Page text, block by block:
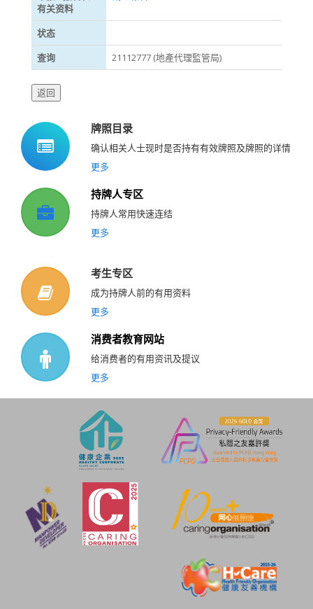
有关资料
状态
查询
21112777 (地產代理監管局)
牌照目录
确认相关人士现时是否持有有效牌照及牌照的详情
更多
持牌人专区
持牌人常用快速连结
更多
考生专区
成为持牌人前的有用资料
更多
消费者教育网站
给消费者的有用资讯及提议
更多